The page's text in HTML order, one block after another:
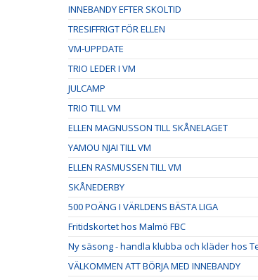
INNEBANDY EFTER SKOLTID
TRESIFFRIGT FÖR ELLEN
VM-UPPDATE
TRIO LEDER I VM
JULCAMP
TRIO TILL VM
ELLEN MAGNUSSON TILL SKÅNELAGET
YAMOU NJAI TILL VM
ELLEN RASMUSSEN TILL VM
SKÅNEDERBY
500 POÄNG I VÄRLDENS BÄSTA LIGA
Fritidskortet hos Malmö FBC
Ny säsong - handla klubba och kläder hos
VÄLKOMMEN ATT BÖRJA MED INNEBANDY